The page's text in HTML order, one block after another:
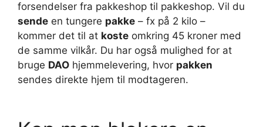
forsendelser fra pakkeshop til pakkeshop. Vil du
sende en tungere pakke – fx på 2 kilo –
kommer det til at koste omkring 45 kroner med
de samme vilkår. Du har også mulighed for at
bruge DAO hjemmelevering, hvor pakken
sendes direkte hjem til modtageren.